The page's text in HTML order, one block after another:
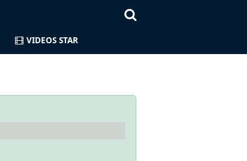
VIDEOS STAR